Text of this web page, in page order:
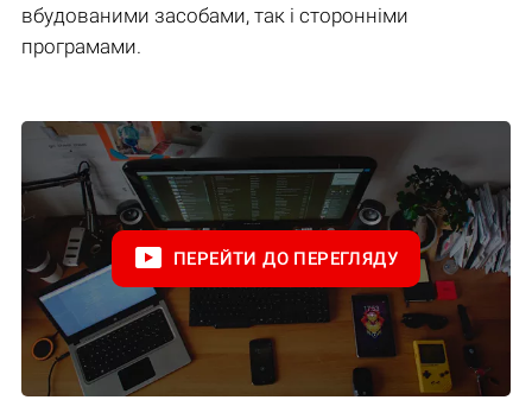
вбудованими засобами, так і сторонніми
програмами.
ПЕРЕЙТИ ДО ПЕРЕГЛЯДУ